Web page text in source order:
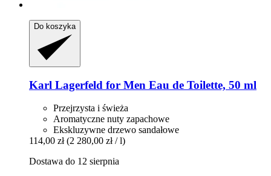
Do koszyka
Karl Lagerfeld for Men Eau de Toilette, 50 ml
Przejrzysta i świeża
Aromatyczne nuty zapachowe
Ekskluzywne drzewo sandałowe
114,00 zł (2 280,00 zł / l)
Dostawa do 12 sierpnia